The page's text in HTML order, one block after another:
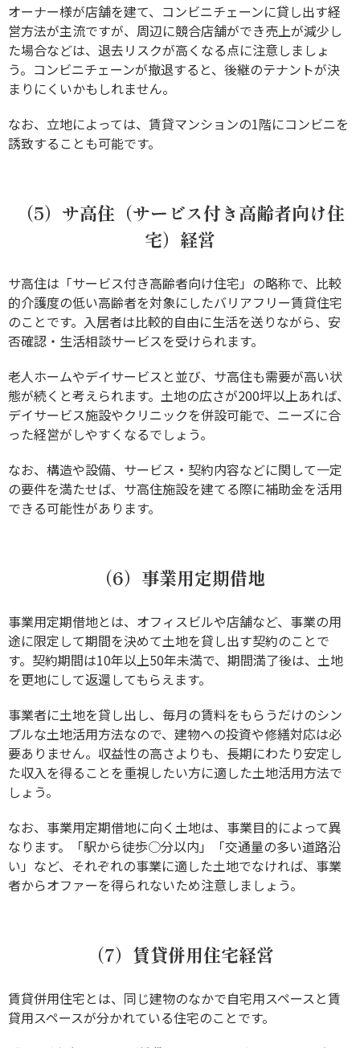
オーナー様が店舗を建て、コンビニチェーンに貸し出す経
営方法が主流ですが、周辺に競合店舗ができ売上が減少し
た場合などは、退去リスクが高くなる点に注意しましょ
う。コンビニチェーンが撤退すると、後継のテナントが決
まりにくいかもしれません。
なお、立地によっては、賃貸マンションの1階にコンビニを
誘致することも可能です。
（5）サ高住（サービス付き高齢者向け住
宅）経営
サ高住は「サービス付き高齢者向け住宅」の略称で、比較
的介護度の低い高齢者を対象にしたバリアフリー賃貸住宅
のことです。入居者は比較的自由に生活を送りながら、安
否確認・生活相談サービスを受けられます。
老人ホームやデイサービスと並び、サ高住も需要が高い状
態が続くと考えられます。土地の広さが200坪以上あれば、
デイサービス施設やクリニックを併設可能で、ニーズに合
った経営がしやすくなるでしょう。
なお、構造や設備、サービス・契約内容などに関して一定
の要件を満たせば、サ高住施設を建てる際に補助金を活用
できる可能性があります。
（6）事業用定期借地
事業用定期借地とは、オフィスビルや店舗など、事業の用
途に限定して期間を決めて土地を貸し出す契約のことで
す。契約期間は10年以上50年未満で、期間満了後は、土地
を更地にして返還してもらえます。
事業者に土地を貸し出し、毎月の賃料をもらうだけのシン
プルな土地活用方法なので、建物への投資や修繕対応は必
要ありません。収益性の高さよりも、長期にわたり安定し
た収入を得ることを重視したい方に適した土地活用方法で
しょう。
なお、事業用定期借地に向く土地は、事業目的によって異
なります。「駅から徒歩○分以内」「交通量の多い道路沿
い」など、それぞれの事業に適した土地でなければ、事業
者からオファーを得られないため注意しましょう。
（7）賃貸併用住宅経営
賃貸併用住宅とは、同じ建物のなかで自宅用スペースと賃
貸用スペースが分かれている住宅のことです。